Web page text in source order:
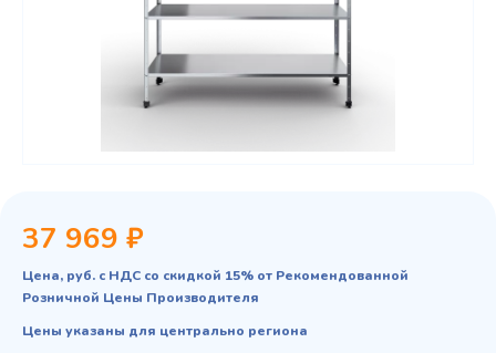
37 969 ₽
Цена, руб. с НДС со скидкой 15% от Рекомендованной
Розничной Цены Производителя
Цены указаны для центрально региона